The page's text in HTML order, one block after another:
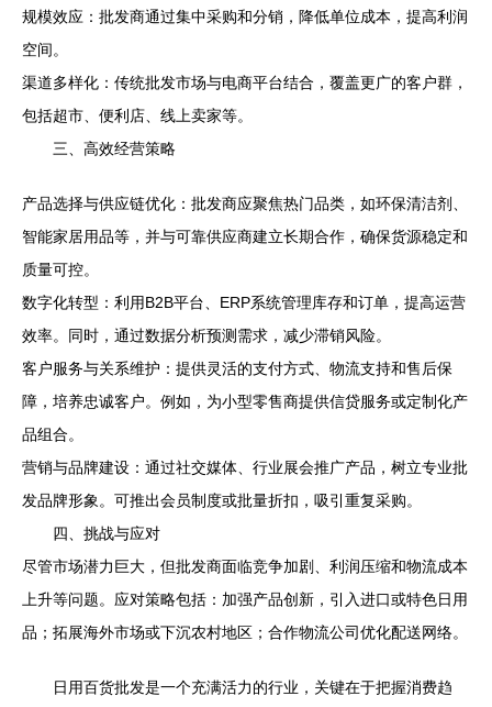
规模效应：批发商通过集中采购和分销，降低单位成本，提高利润
空间。
渠道多样化：传统批发市场与电商平台结合，覆盖更广的客户群，
包括超市、便利店、线上卖家等。
三、高效经营策略
产品选择与供应链优化：批发商应聚焦热门品类，如环保清洁剂、
智能家居用品等，并与可靠供应商建立长期合作，确保货源稳定和
质量可控。
数字化转型：利用B2B平台、ERP系统管理库存和订单，提高运营
效率。同时，通过数据分析预测需求，减少滞销风险。
客户服务与关系维护：提供灵活的支付方式、物流支持和售后保
障，培养忠诚客户。例如，为小型零售商提供信贷服务或定制化产
品组合。
营销与品牌建设：通过社交媒体、行业展会推广产品，树立专业批
发品牌形象。可推出会员制度或批量折扣，吸引重复采购。
四、挑战与应对
尽管市场潜力巨大，但批发商面临竞争加剧、利润压缩和物流成本
上升等问题。应对策略包括：加强产品创新，引入进口或特色日用
品；拓展海外市场或下沉农村地区；合作物流公司优化配送网络。
日用百货批发是一个充满活力的行业，关键在于把握消费趋